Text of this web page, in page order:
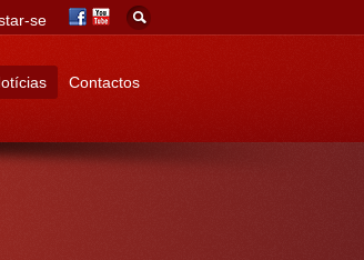
Contactos
se